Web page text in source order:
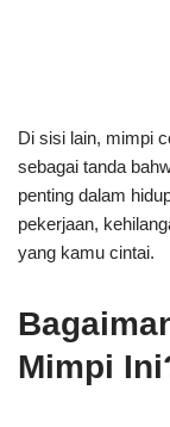
Di sisi lain, mimpi
sebagai tanda
penting dalam
pekerjaan,
yang kamu cintai.
Mimpi